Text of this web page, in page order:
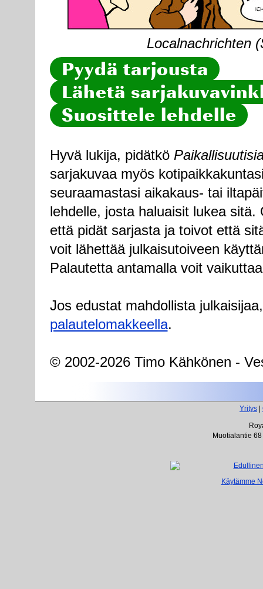
Localnachrichten
Pyydä tarjousta
Lähetä
Suosittele lehdelle
Hyvä lukija, pidätkö
sarjakuvaa myös
seuraamastasi aikakaus- tai
lehdelle, josta haluaisit lukea
että pidät sarjasta ja toivot että
voit lähettää julkaisutoiveen
Palautetta antamalla voit
Jos edustat mahdollista
palautelomakkeella.
© 2002-2026 Timo Kähkönen -
Yritys
Muotialantie
Käytämme